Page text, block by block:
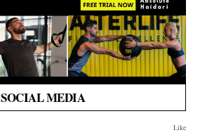
SOCIAL MEDIA
Like